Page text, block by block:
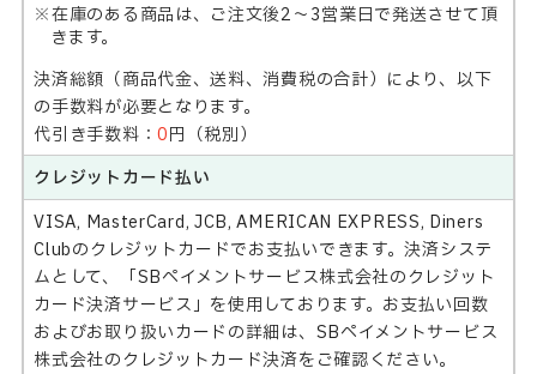
在庫のある商品は、ご注文後2～3営業日で発送させて頂
きます。
決済総額（商品代金、送料、消費税の合計）により、以下
の手数料が必要となります。
代引き手数料：0円（税別）
クレジットカード払い
VISA, MasterCard, JCB, AMERICAN EXPRESS, Diners
Clubのクレジットカードでお支払いできます。決済システ
ムとして、「SBペイメントサービス株式会社のクレジット
カード決済サービス」を使用しております。お支払い回数
およびお取り扱いカードの詳細は、SBペイメントサービス
株式会社のクレジットカード決済をご確認ください。